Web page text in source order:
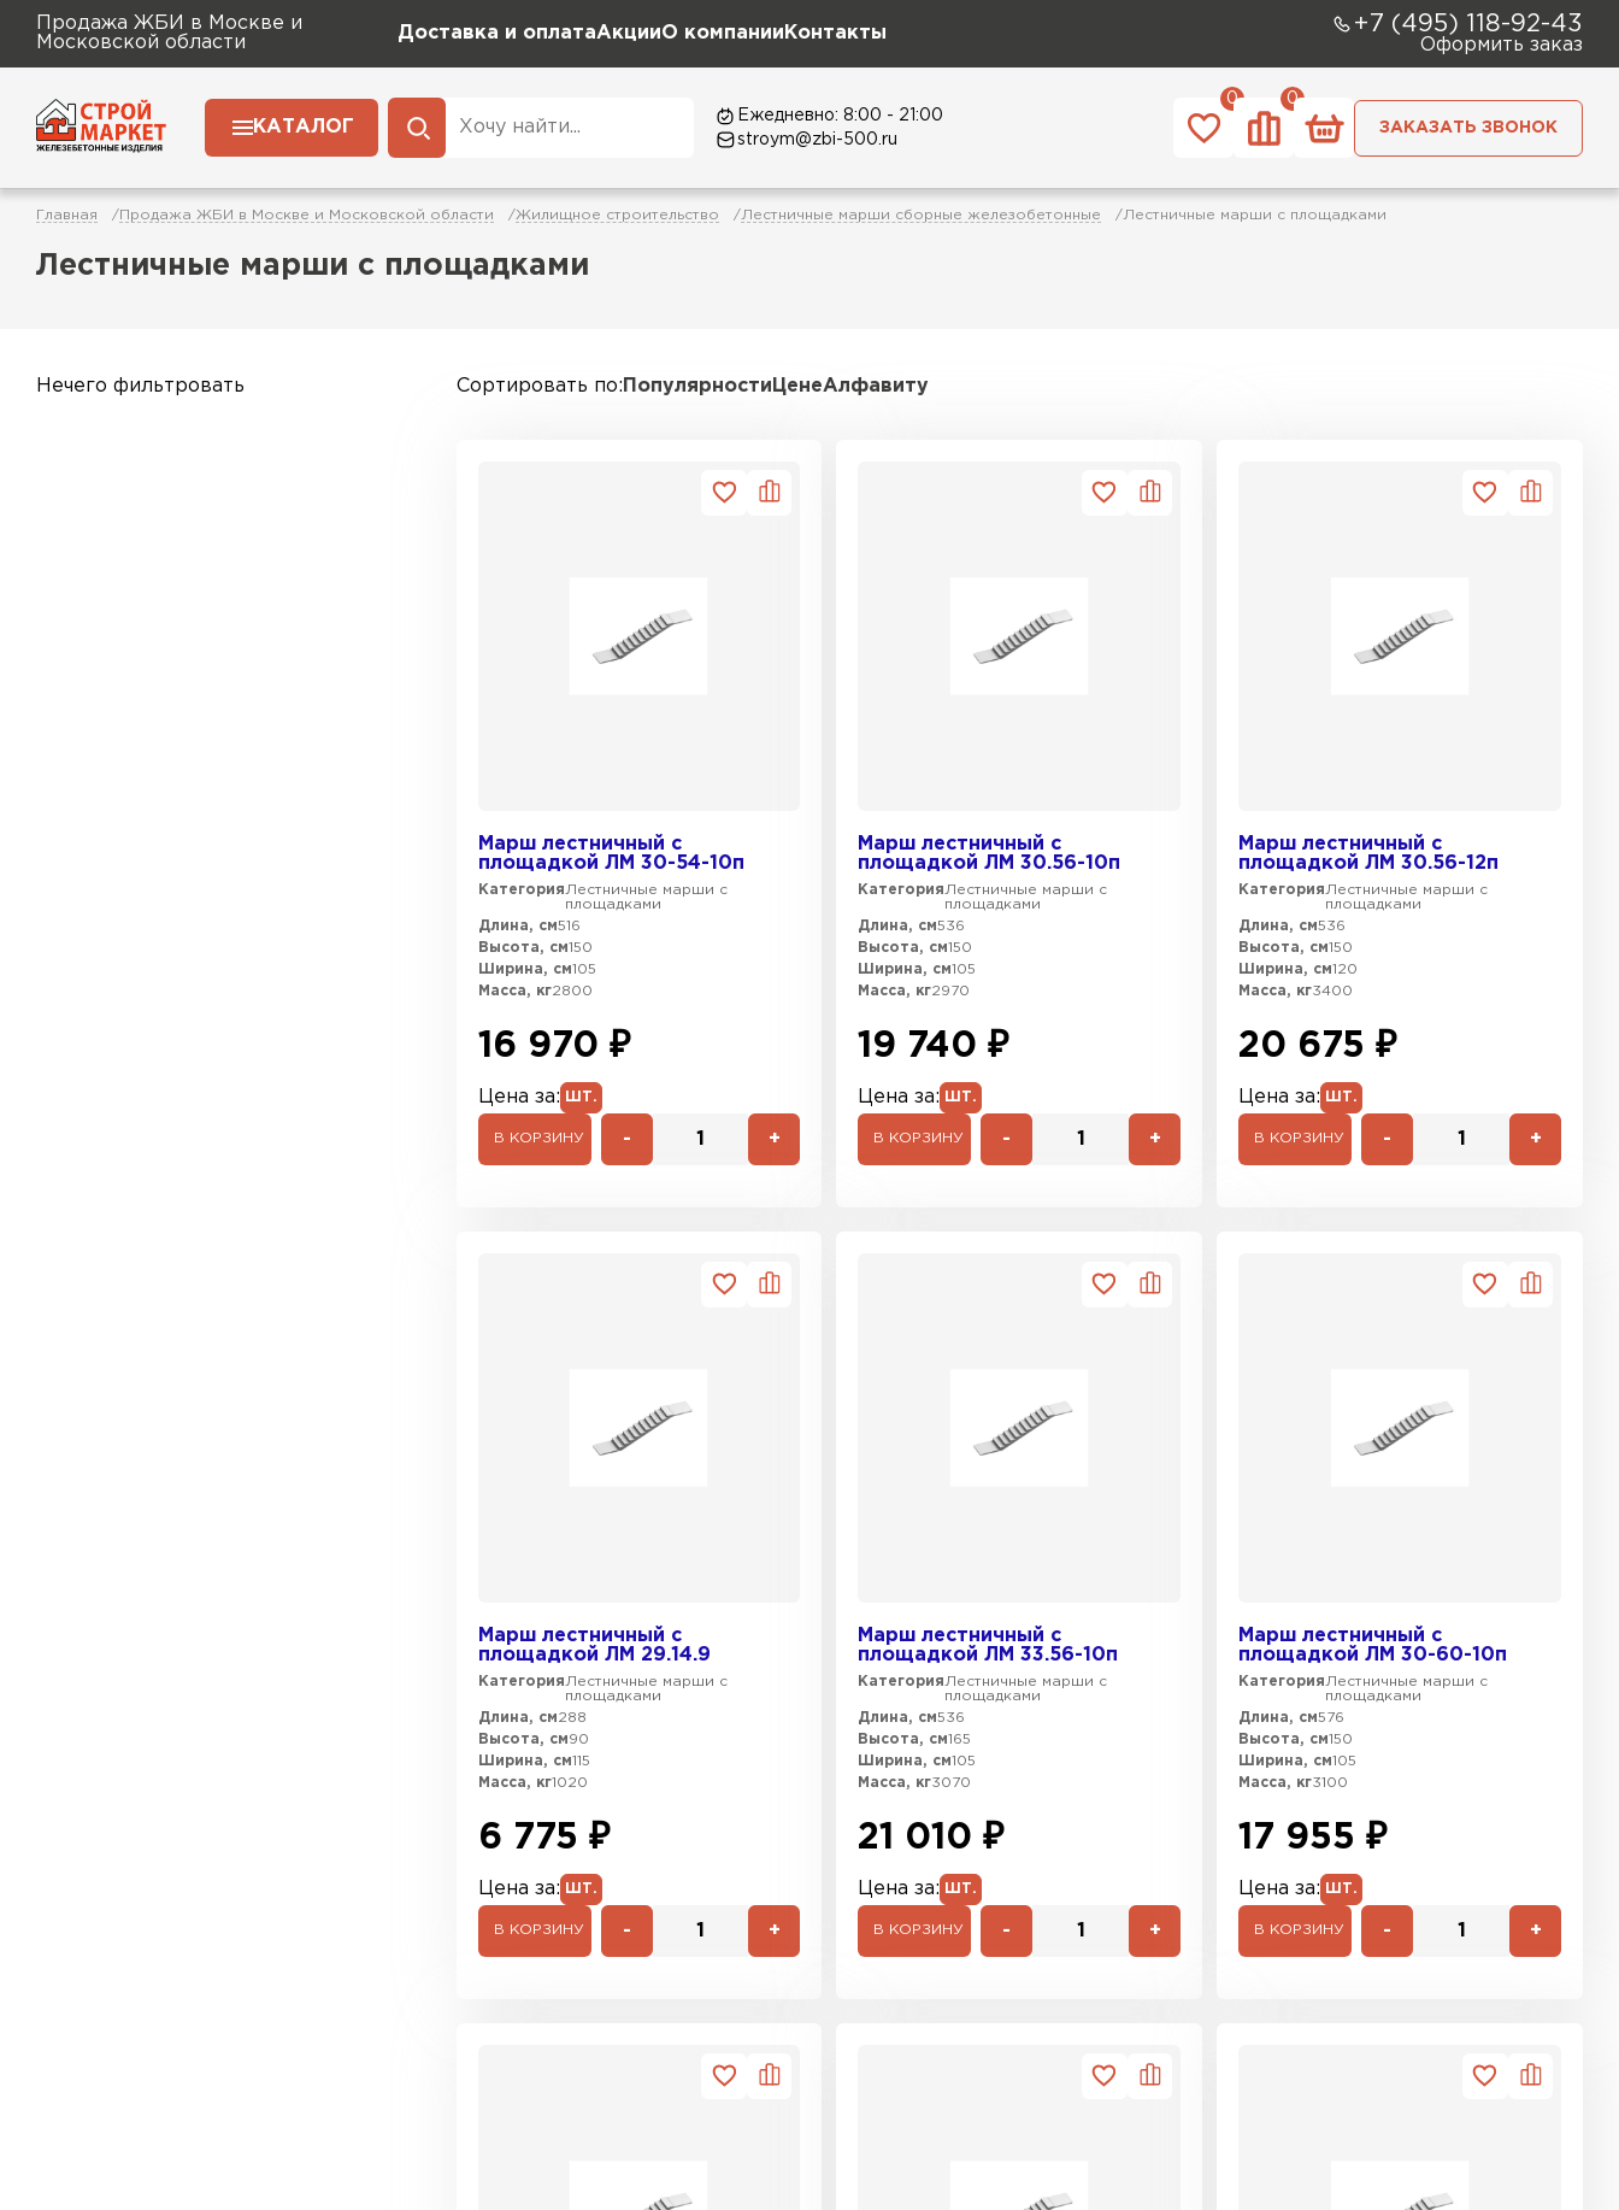
Продажа ЖБИ в Москве и
Московской области
Доставка и оплатаАкцииО компании Контакты +7 (495) 118-92-43
Оформить заказ
КАТАЛОГ
Ежедневно: 8:00 - 21:00
stroym@zbi-500.ru
0
0
ЗАКАЗАТЬ ЗВОНОК
Главная Продажа ЖБИ в Москве и Московской области Жилищное строительство Лестничные марши сборные железобетонные Лестничные марши с площадками
Лестничные марши с площадками
Нечего фильтровать Сортировать по Популярности ЦенеАлфавиту
Марш лестничный с
площадкой ЛМ 30-54-10п
Категория Лестничные марши с
площадками
Длина, см516
Высота, см150
Ширина, см105
Масса, кг2800
16 970 ₽
Цена за: ШТ.
В КОРЗИНУ - +
Марш лестничный с
площадкой ЛМ 30.56-10п
Категория Лестничные марши с
площадками
Длина, см536
Высота, см150
Ширина, см105
Масса, кг2970
19 740 ₽
Цена за: ШТ.
В КОРЗИНУ - +
Марш лестничный с
площадкой ЛМ 30.56-12п
Категория Лестничные марши с
площадками
Длина, см536
Высота, см150
Ширина, см120
Масса, кг3400
20 675 ₽
Цена за: ШТ.
В КОРЗИНУ - +
Марш лестничный с
площадкой ЛМ 29.14.9
Категория Лестничные марши с
площадками
Длина, см288
Высота, см90
Ширина, см115
Масса, кг1020
6 775 ₽
Цена за: ШТ.
В КОРЗИНУ - +
Марш лестничный с
площадкой ЛМ 33.56-10п
Категория Лестничные марши с
площадками
Длина, см536
Высота, см165
Ширина, см105
Масса, кг3070
21 010 ₽
Цена за: ШТ.
В КОРЗИНУ - +
Марш лестничный с
площадкой ЛМ 30-60-10п
Категория Лестничные марши с
площадками
Длина, см576
Высота, см150
Ширина, см105
Масса, кг3100
17 955 ₽
Цена за: ШТ.
В КОРЗИНУ - +